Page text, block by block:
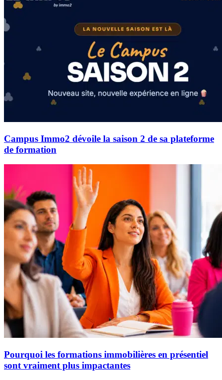
Campus Immo2 dévoile la saison 2 de sa plateforme
de formation
Pourquoi les formations immobilières en présentiel
sont vraiment plus impactantes